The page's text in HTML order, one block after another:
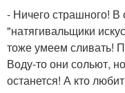
- Ничего страшного! В
"натягивальщики
тоже умеем сливать!
Воду-то они сольют,
останется! А кто